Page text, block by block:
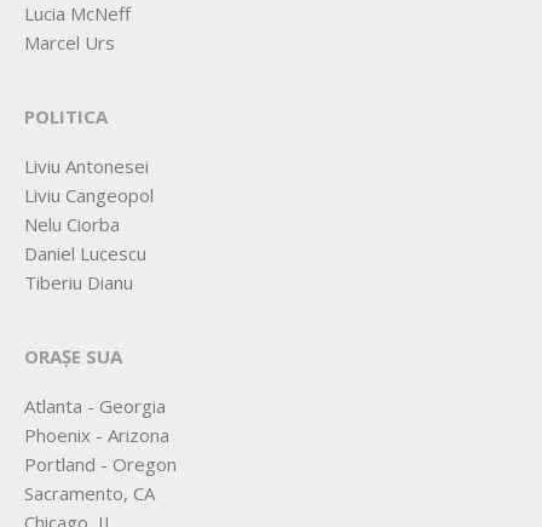
Lucia McNeff
Marcel Urs
POLITICA
Liviu Antonesei
Liviu Cangeopol
Nelu Ciorba
Daniel Lucescu
Tiberiu Dianu
ORAȘE SUA
Atlanta - Georgia
Phoenix - Arizona
Portland - Oregon
Sacramento, CA